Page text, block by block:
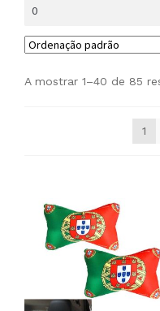
A mostrar 1–40 de 85
1